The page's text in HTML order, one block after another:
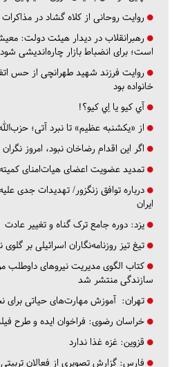
روایت روحانی از کلاه گشاد در مذاکرات
رهبرانقلاب در دیدار هیئت دولت:
است؛ برای انضباط بازار چاره‌اندیشی شود
روایت فرزند شهید طهرانچی از حس
خانواده بود
آي كيو يا اِي كيو؟!
از «یکشنبه عظیم» تا نبرد آتی؛
اگر این اقدام رضاخان نبود، امروز نگران
تمدید عضویت اعضای هیات‌امنای
درباره توافق زنگزور/ تهدیدات جدی
ایران
یزد: دوره جامع ترک گناه و تغییر عادت
تیغ تیز روزنامه‌نگاران اسرائیلی بر گلوی
کتاب الگوی مدیریت نیروهای داوطلب
سازندگی منتشر شد
تهران: آموزش مهارت‌های حیاتی برای
خراسان رضوی: فراخوان ایده و طرح
قزوین: غزه غذا ندارد
فارس: گزارش تصویری از فعالان